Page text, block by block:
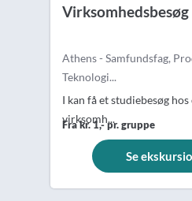
Virksomhedsbesøg
Athens - Samfundsfag,
Teknologi...
I kan få et studiebesøg
virksomh...
Fra kr. 1,- pr. gruppe
Se